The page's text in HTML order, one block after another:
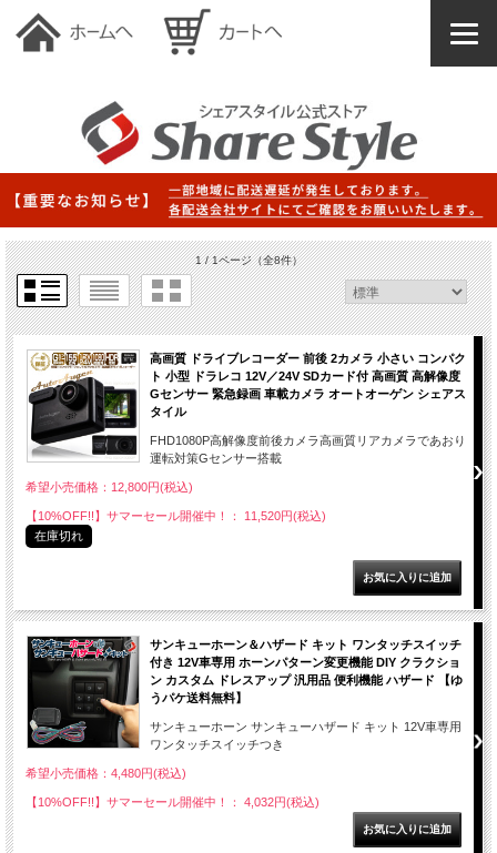
1 / 1ページ（全8件）
高画質 ドライブレコーダー 前後 2カメラ 小さい コンパク
ト 小型 ドラレコ 12V／24V SDカード付 高画質 高解像度
Gセンサー 緊急録画 車載カメラ オートオーゲン シェアス
タイル
FHD1080P高解像度前後カメラ高画質リアカメラであおり
運転対策Gセンサー搭載
希望小売価格：12,800円(税込)
【10%OFF!!】サマーセール開催中！： 11,520円(税込)
在庫切れ
サンキューホーン＆ハザード キット ワンタッチスイッチ
付き 12V車専用 ホーンパターン変更機能 DIY クラクショ
ン カスタム ドレスアップ 汎用品 便利機能 ハザード 【ゆ
うパケ送料無料】
サンキューホーン サンキューハザード キット 12V車専用
ワンタッチスイッチつき
希望小売価格：4,480円(税込)
【10%OFF!!】サマーセール開催中！： 4,032円(税込)